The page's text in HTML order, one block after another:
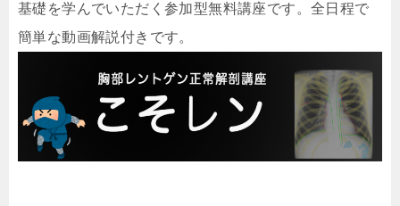
基礎を学んでいただく参加型無料講座です。全日程で
簡単な動画解説付きです。